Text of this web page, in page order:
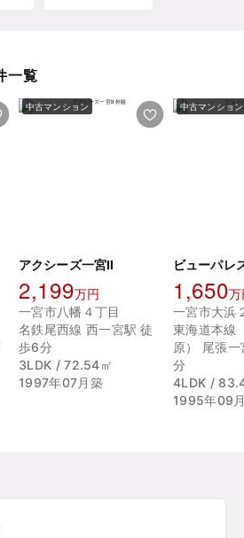
一覧
中古マンション
アクシーズ一宮Ⅱ
2,199万円
一宮市八幡４丁目
名鉄尾西線 西一宮駅 徒
歩6分
3LDK / 72.54㎡
1997年07月築
中古マンション
ビューパレ
1,650万
一宮市大浜
東海道本線
原） 尾張
分
4LDK /
1995年09